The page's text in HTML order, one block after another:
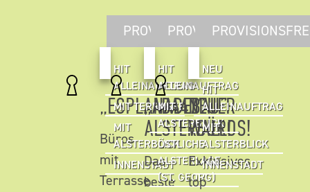
PROVISIONSFREI
HIT
ALLEINAUFTRAG
MIT TERRASSE
MIT
ALSTERBLICK
INNENSTADT
„ESPLANADEBAU”
Büros
mit
Terrasse
PROVISIONSFREI
HIT
ALLEINAUFTRAG
MIT
ALSTERBLICK
ÖSTLICHE
ALSTERLAGE
(ST. GEORG)
„ADA47”
ALSTERBÜROS!
Das
beste
NEU
HIT
ALLEINAUFTRAG
MIT
ALSTERBLICK
INNENSTADT
NEUER
WALL!
Exklusives
top